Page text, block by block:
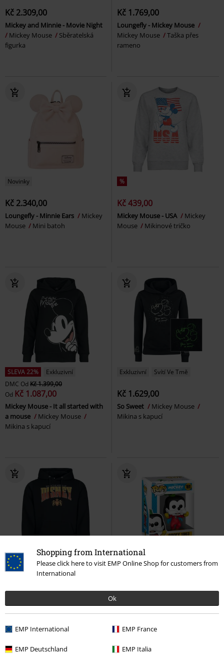
Shopping from International
Please click here to visit EMP Online Shop for customers from
International
Ok
EMP International EMP France
EMP Deutschland EMP Italia
Kč 2.309,00
Mickey and Minnie - Movie Night
Mickey Mouse
Sběratelská
figurka
Kč 1.769,00
Loungefly - Mickey Mouse
Mickey Mouse
Taška přes
rameno
Novinky
Kč 2.340,00
Loungefly - Minnie Ears
Mickey
Mouse
Mini batoh
%
Kč 439,00
Mickey Mouse - USA
Mickey
Mouse
Mikinové tričko
SLEVA 22%
Exkluzivní
DMC Od Kč 1.399,00
Od Kč 1.087,00
Mickey Mouse - It all started with
a mouse
Mickey Mouse
Mikina s kapucí
Exkluzivní Svítí Ve Tmě
Kč 1.629,00
So Sweet
Mickey Mouse
Mikina s kapucí
SLEVA 63%
Exkluzivní
DMCOd
Kč 1.499,00
the World of Disney
Mickey
Mouse
Mikina s kapucí
%
1963
Mickey Mouse
Funko
Pop!